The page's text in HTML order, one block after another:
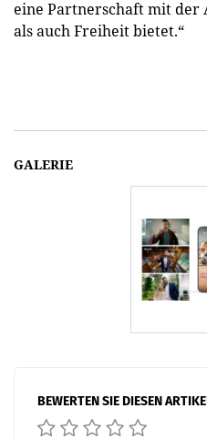
eine Partnerschaft mit der
als auch Freiheit bietet.“
GALERIE
BEWERTEN SIE DIESEN